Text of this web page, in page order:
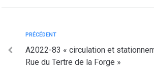
PRÉCÉDENT
A2022-83 « circulation et
Rue du Tertre de la Forge »